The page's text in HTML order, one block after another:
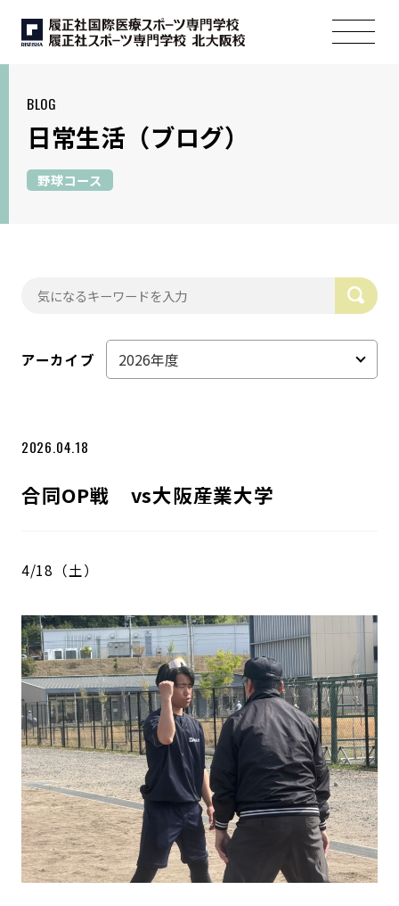
BLOG
日常生活 （ブログ）
野球コース
アーカイブ
2026.04.18
合同OP戦 vs大阪産業大学
4/18（土）